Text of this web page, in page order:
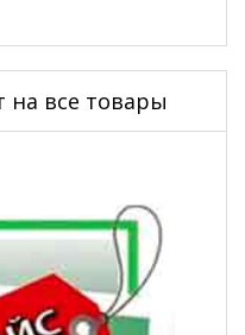
на все товары